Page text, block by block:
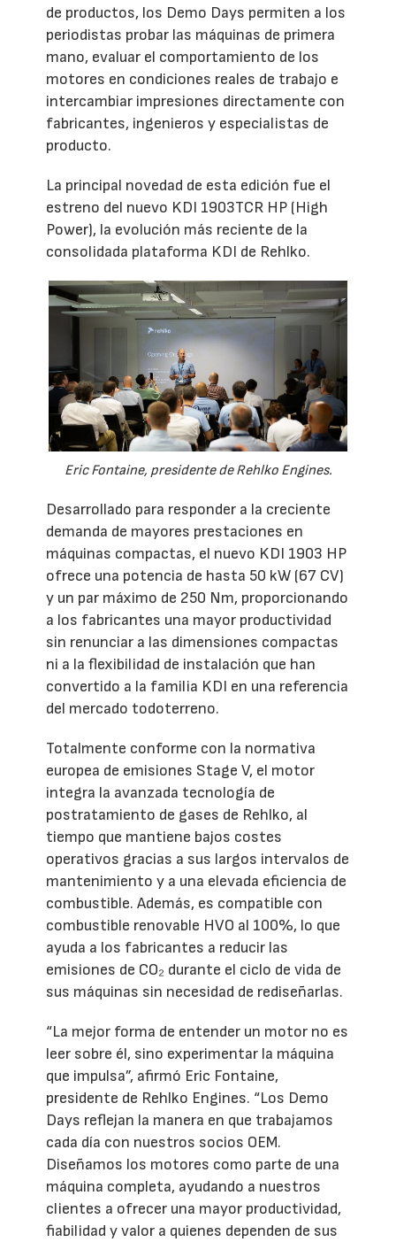
de productos, los Demo Days permiten a los
periodistas probar las máquinas de primera
mano, evaluar el comportamiento de los
motores en condiciones reales de trabajo e
intercambiar impresiones directamente con
fabricantes, ingenieros y especialistas de
producto.
La principal novedad de esta edición fue el
estreno del nuevo KDI 1903TCR HP (High
Power), la evolución más reciente de la
consolidada plataforma KDI de Rehlko.
Eric Fontaine, presidente de Rehlko Engines.
Desarrollado para responder a la creciente
demanda de mayores prestaciones en
máquinas compactas, el nuevo KDI 1903 HP
ofrece una potencia de hasta 50 kW (67 CV)
y un par máximo de 250 Nm, proporcionando
a los fabricantes una mayor productividad
sin renunciar a las dimensiones compactas
ni a la flexibilidad de instalación que han
convertido a la familia KDI en una referencia
del mercado todoterreno.
Totalmente conforme con la normativa
europea de emisiones Stage V, el motor
integra la avanzada tecnología de
postratamiento de gases de Rehlko, al
tiempo que mantiene bajos costes
operativos gracias a sus largos intervalos de
mantenimiento y a una elevada eficiencia de
combustible. Además, es compatible con
combustible renovable HVO al 100%, lo que
ayuda a los fabricantes a reducir las
emisiones de CO₂ durante el ciclo de vida de
sus máquinas sin necesidad de rediseñarlas.
“La mejor forma de entender un motor no es
leer sobre él, sino experimentar la máquina
que impulsa”, afirmó Eric Fontaine,
presidente de Rehlko Engines. “Los Demo
Days reflejan la manera en que trabajamos
cada día con nuestros socios OEM.
Diseñamos los motores como parte de una
máquina completa, ayudando a nuestros
clientes a ofrecer una mayor productividad,
fiabilidad y valor a quienes dependen de sus